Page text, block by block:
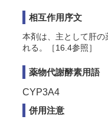
相互作用序文
本剤は、主として肝の
れる。［16.4参照］
薬物代謝酵素用語
CYP3A4
併用注意